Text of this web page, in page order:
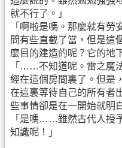
就不行了。」
「啊啦是嗎。那麼就有
問有些直截了當，但是這
麼目的建造的呢？它的地
「……不知道呢。雷之魔
經在這個房間裏了。但是
在這裏等待自己的所有者
些事情卻是在一開始就明
「是嗎……雖然古代人授
知識呢！」